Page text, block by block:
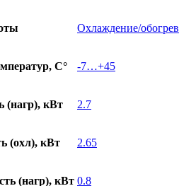
Охлаждение/обогрев
С° -7…+45
(нагр), кВт 2.7
(охл), кВт 2.65
(нагр), кВт 0.8